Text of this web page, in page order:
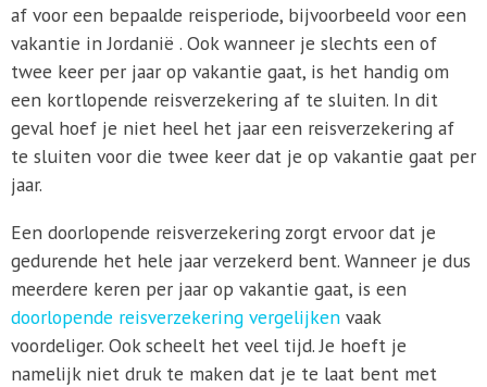
af voor een bepaalde reisperiode, bijvoorbeeld voor een
vakantie in Jordanië . Ook wanneer je slechts een of
twee keer per jaar op vakantie gaat, is het handig om
een kortlopende reisverzekering af te sluiten. In dit
geval hoef je niet heel het jaar een reisverzekering af
te sluiten voor die twee keer dat je op vakantie gaat per
jaar.
Een doorlopende reisverzekering zorgt ervoor dat je
gedurende het hele jaar verzekerd bent. Wanneer je dus
meerdere keren per jaar op vakantie gaat, is een
doorlopende reisverzekering vergelijkenvaak
voordeliger. Ook scheelt het veel tijd. Je hoeft je
namelijk niet druk te maken dat je te laat bent met